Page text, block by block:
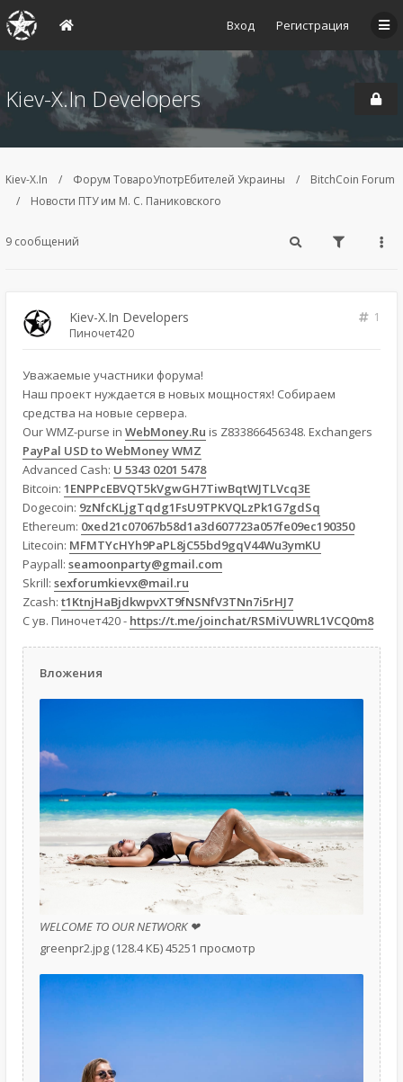
Вход Регистрация
Kiev-X.In Developers
Kiev-X.In Форум ТовароУпотрЕбителей Украины
BitchCoin Forum
Новости ПТУ им М. С. Паниковского
9 сообщений
Kiev-X.In Developers
1
Пиночет420
Уважаемые участники форума!
Наш проект нуждается в новых мощностях! Собираем
средства на новые сервера.
Our WMZ-purse in WebMoney.Ru is Z833866456348. Exchangers
PayPal USD to WebMoney WMZ
Advanced Cash: U 5343 0201 5478
Bitcoin: 1ENPPcEBVQT5kVgwGH7TiwBqtWJTLVcq3E
Dogecoin: 9zNfcKLjgTqdg1FsU9TPKVQLzPk1G7gdSq
Ethereum: 0xed21c07067b58d1a3d607723a057fe09ec190350
Litecoin: MFMTYcHYh9PaPL8jC55bd9gqV44Wu3ymKU
Paypall: seamoonparty@gmail.com
Skrill: sexforumkievx@mail.ru
Zcash: t1KtnjHaBjdkwpvXT9fNSNfV3TNn7i5rHJ7
С ув. Пиночет420 - https://t.me/joinchat/RSMiVUWRL1VCQ0m8
Вложения
WELCOME TO OUR NETWORK ❤
greenpr2.jpg (128.4 КБ) 45251 просмотр